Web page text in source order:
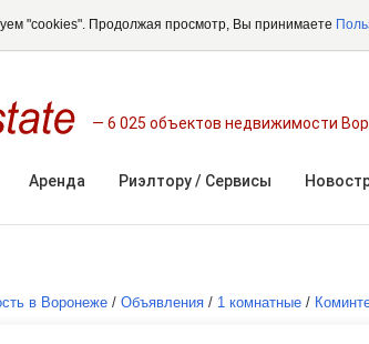
"cookies". Продолжая просмотр, Вы принимаете
6 025 объектов недвижимости
Аренда Риэлтору / Сервисы
в Воронеже / Объявления / 1 комнатные /